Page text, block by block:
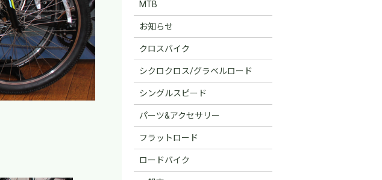
MTB
お知らせ
クロスバイク
シクロクロス/グラベルロード
シングルスピード
パーツ&アクセサリー
フラットロード
ロードバイク